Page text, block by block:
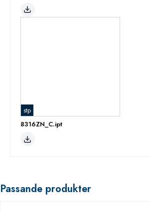
stp
8316ZN_C.ipt
Passande produkter